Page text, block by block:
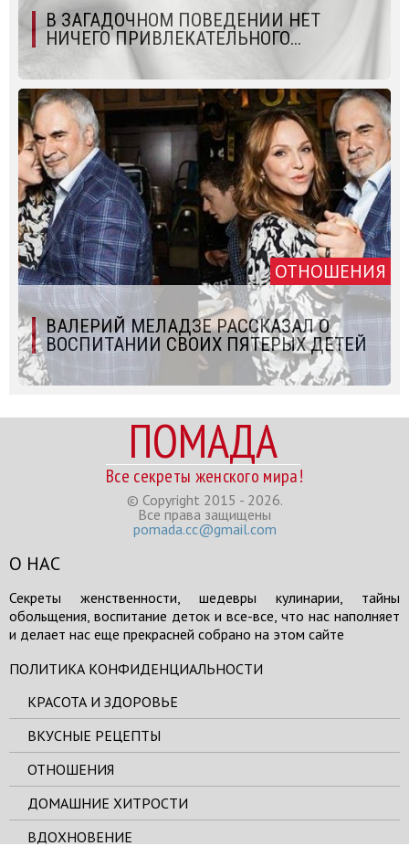
В ЗАГАДОЧНОМ ПОВЕДЕНИИ НЕТ
НИЧЕГО ПРИВЛЕКАТЕЛЬНОГО...
ОТНОШЕНИЯ
ВАЛЕРИЙ МЕЛАДЗЕ РАССКАЗАЛ О
ВОСПИТАНИИ СВОИХ ПЯТЕРЫХ ДЕТЕЙ
ПОМАДА
Все секреты женского мира!
© Copyright 2015 - 2026.
Все права защищены
pomada.cc@gmail.com
О НАС
Секреты женственности, шедевры кулинарии, тайны
обольщения, воспитание деток и все-все, что нас наполняет
и делает нас еще прекрасней собрано на этом сайте
ПОЛИТИКА КОНФИДЕНЦИАЛЬНОСТИ
КРАСОТА И ЗДОРОВЬЕ
ВКУСНЫЕ РЕЦЕПТЫ
ОТНОШЕНИЯ
ДОМАШНИЕ ХИТРОСТИ
ВДОХНОВЕНИЕ